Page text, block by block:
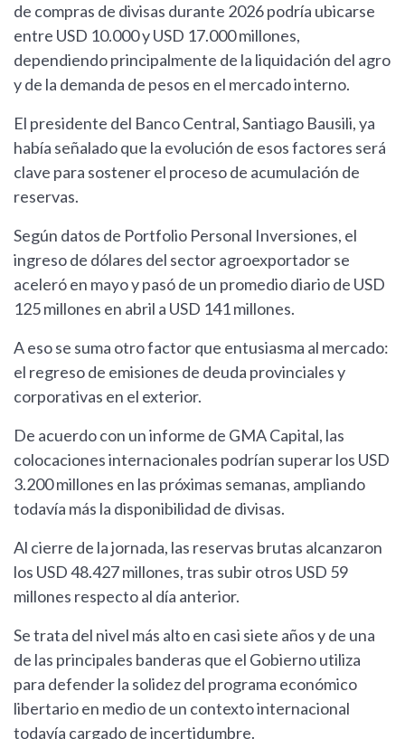
de compras de divisas durante 2026 podría ubicarse
entre USD 10.000 y USD 17.000 millones,
dependiendo principalmente de la liquidación del agro
y de la demanda de pesos en el mercado interno.
El presidente del Banco Central, Santiago Bausili, ya
había señalado que la evolución de esos factores será
clave para sostener el proceso de acumulación de
reservas.
Según datos de Portfolio Personal Inversiones, el
ingreso de dólares del sector agroexportador se
aceleró en mayo y pasó de un promedio diario de USD
125 millones en abril a USD 141 millones.
A eso se suma otro factor que entusiasma al mercado:
el regreso de emisiones de deuda provinciales y
corporativas en el exterior.
De acuerdo con un informe de GMA Capital, las
colocaciones internacionales podrían superar los USD
3.200 millones en las próximas semanas, ampliando
todavía más la disponibilidad de divisas.
Al cierre de la jornada, las reservas brutas alcanzaron
los USD 48.427 millones, tras subir otros USD 59
millones respecto al día anterior.
Se trata del nivel más alto en casi siete años y de una
de las principales banderas que el Gobierno utiliza
para defender la solidez del programa económico
libertario en medio de un contexto internacional
todavía cargado de incertidumbre.